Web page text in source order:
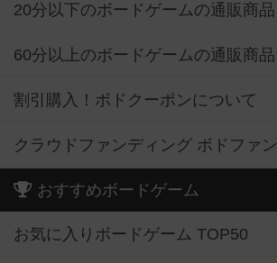
20分以下のボードゲームの通販商品
60分以上のボードゲームの通販商品
割引購入！ボドクーポンについて
クラウドファンディング ボドファン
おすすめボードゲーム
お気に入りボードゲーム TOP50